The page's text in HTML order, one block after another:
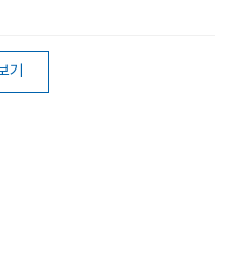
기